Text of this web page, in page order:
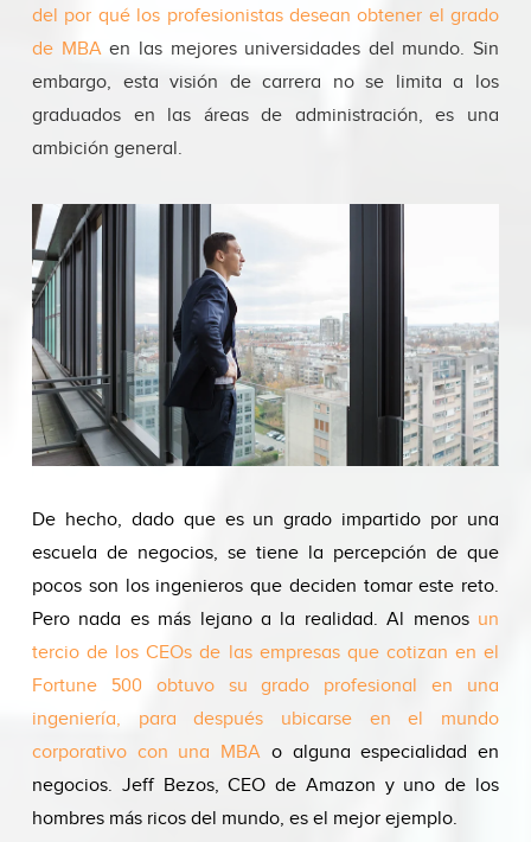
del por qué los profesionistas desean obtener el grado
de MBAen las mejores universidades del mundo. Sin
embargo, esta visión de carrera no se limita a los
graduados en las áreas de administración, es una
ambición general.
De hecho, dado que es un grado impartido por una
escuela de negocios, se tiene la percepción de que
pocos son los ingenieros que deciden tomar este reto.
Pero nada es más lejano a la realidad. Al menos un
tercio de los CEOs de las empresas que cotizan en el
Fortune 500 obtuvo su grado profesional en una
ingeniería, para después ubicarse en el mundo
corporativo con una MBA o alguna especialidad en
negocios. Jeff Bezos, CEO de Amazon y uno de los
hombres más ricos del mundo, es el mejor ejemplo.